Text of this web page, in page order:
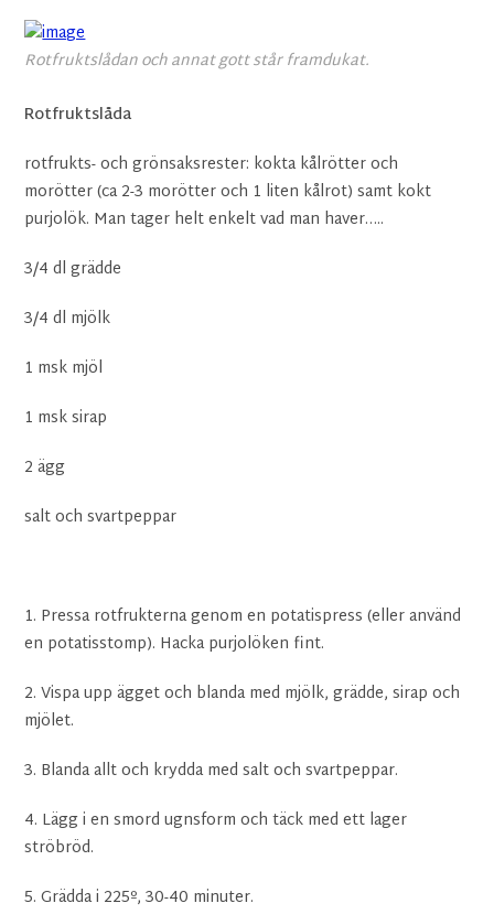
Rotfruktslådan och annat gott står framdukat.
Rotfruktslåda
rotfrukts- och grönsaksrester: kokta kålrötter och
morötter (ca 2-3 morötter och 1 liten kålrot) samt kokt
purjolök. Man tager helt enkelt vad man haver…..
3/4 dl grädde
3/4 dl mjölk
1 msk mjöl
1 msk sirap
2 ägg
salt och svartpeppar
1. Pressa rotfrukterna genom en potatispress (eller använd
en potatisstomp). Hacka purjolöken fint.
2. Vispa upp ägget och blanda med mjölk, grädde, sirap och
mjölet.
3. Blanda allt och krydda med salt och svartpeppar.
4. Lägg i en smord ugnsform och täck med ett lager
ströbröd.
5. Grädda i 225º, 30-40 minuter.